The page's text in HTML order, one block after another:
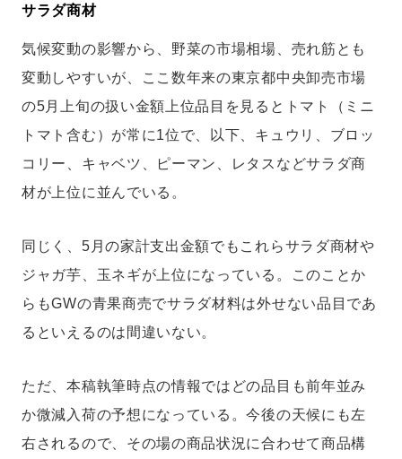
サラダ商材
気候変動の影響から、野菜の市場相場、売れ筋とも
変動しやすいが、ここ数年来の東京都中央卸売市場
の5月上旬の扱い金額上位品目を見るとトマト（ミニ
トマト含む）が常に1位で、以下、キュウリ、ブロッ
コリー、キャベツ、ピーマン、レタスなどサラダ商
材が上位に並んでいる。
同じく、5月の家計支出金額でもこれらサラダ商材や
ジャガ芋、玉ネギが上位になっている。このことか
らもGWの青果商売でサラダ材料は外せない品目であ
るといえるのは間違いない。
ただ、本稿執筆時点の情報ではどの品目も前年並み
か微減入荷の予想になっている。今後の天候にも左
右されるので、その場の商品状況に合わせて商品構